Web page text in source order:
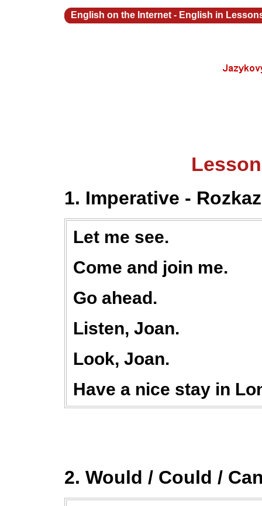
English on the Internet - English in
1. Imperative -
Let me see.
Come and join me.
Go ahead.
Listen, Joan.
Look, Joan.
Have a nice stay in
2. Would / Could /